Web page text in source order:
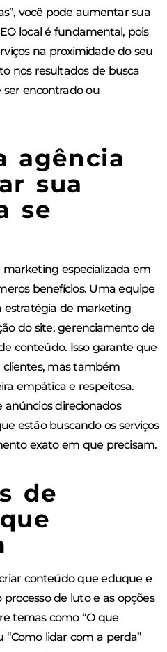
você pode aumentar sua
local é fundamental, pois
na proximidade do seu
nos resultados de busca
encontrado ou
agência
sua
se
especializada em
benefícios. Uma equipe
estratégia de marketing
do site, gerenciamento de
conteúdo. Isso garante que
clientes, mas também
empática e respeitosa.
anúncios direcionados
estão buscando os serviços
exato em que precisam.
de
conteúdo que eduque e
de luto e as opções
temas como “O que
lidar com a perda”